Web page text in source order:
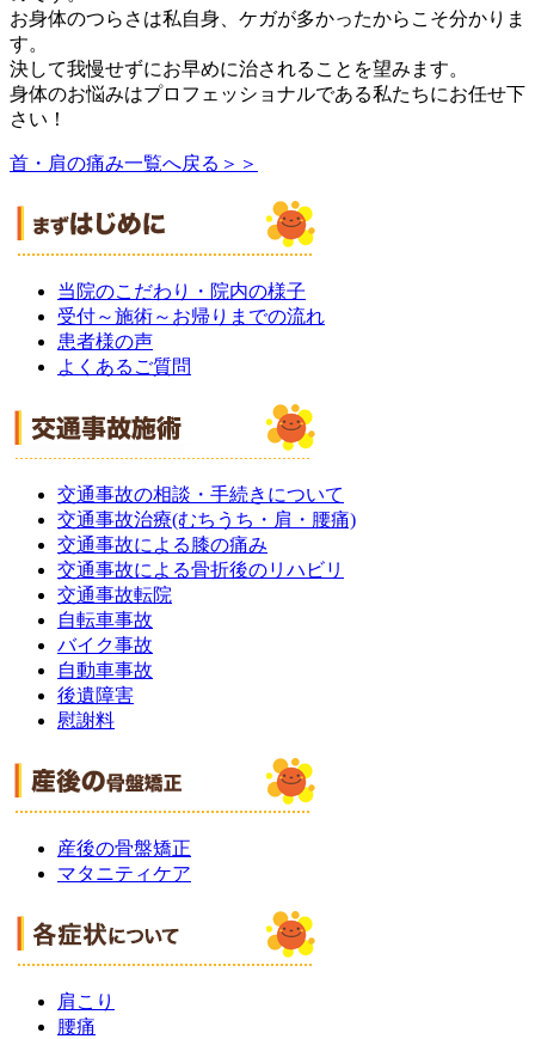
お身体のつらさは私自身、ケガが多かったからこそ分かりま
す。
決して我慢せずにお早めに治されることを望みます。
身体のお悩みはプロフェッショナルである私たちにお任せ下
さい！
首・肩の痛み一覧へ戻る＞＞
当院のこだわり・院内の様子
受付～施術～お帰りまでの流れ
患者様の声
よくあるご質問
交通事故の相談・手続きについて
交通事故治療(むちうち・肩・腰痛)
交通事故による膝の痛み
交通事故による骨折後のリハビリ
交通事故転院
自転車事故
バイク事故
自動車事故
後遺障害
慰謝料
産後の骨盤矯正
マタニティケア
肩こり
腰痛